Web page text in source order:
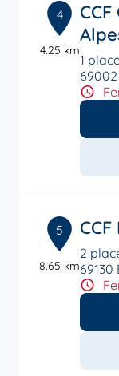
4
4.25 km
1
5
8.65 km
2
69130